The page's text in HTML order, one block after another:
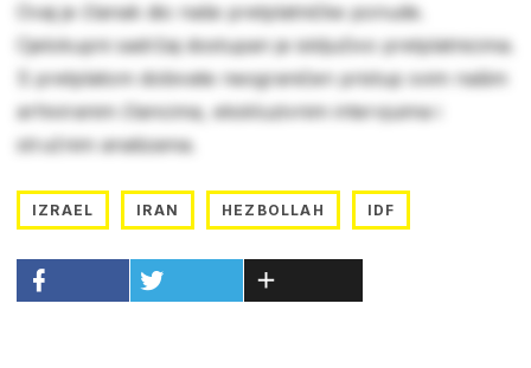
Ovaj je članak dio naše pretplatničke ponude.
Cjelokupni sadržaj dostupan je isključivo pretplatnicima.
S pretplatom dobivate neograničen pristup svim našim
arhiviranim člancima, ekskluzivnim intervjuima i
stručnim analizama.
IZRAEL IRAN HEZBOLLAH IDF